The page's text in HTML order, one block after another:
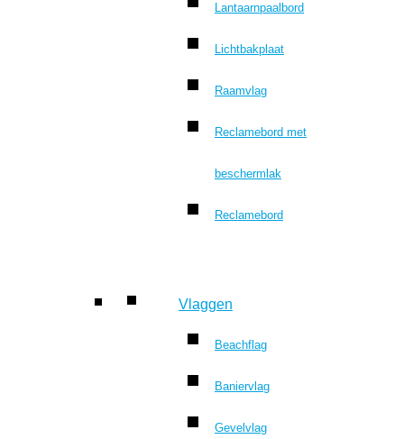
Lantaarnpaalbord
Lichtbakplaat
Raamvlag
Reclamebord met
beschermlak
Reclamebord
Vlaggen
Beachflag
Baniervlag
Gevelvlag